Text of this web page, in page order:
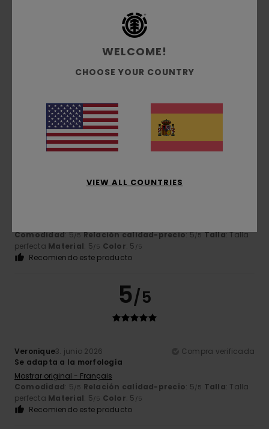
bonito corte, color original
Mostrar original - Français
Recomiendo este producto
5 /5
Comodidad: 5/5 Relación calidad-precio: 5/5 Talla: Talla
perfecta Material: 5/5 Color: 5 /5
Recomiendo este producto
5/5
Veronique3. junio 2026
Compra verificada
Se adapta a la morfología
Mostrar original - Français
Comodidad: 5/5 Relación calidad-precio: 5/5 Talla: Talla
perfecta Material: 5/5 Color: 5 /5
Recomiendo este producto
WELCOME!
CHOOSE YOUR COUNTRY
VIEW ALL COUNTRIES